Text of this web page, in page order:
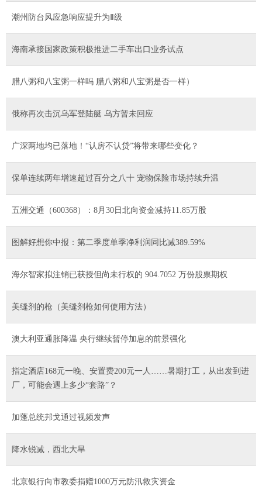
潮州防台风应急响应提升为Ⅱ级
海南承接国家政策积极推进二手车出口业务试点
腊八粥和八宝粥一样吗 腊八粥和八宝粥是否一样）
俄称再次击沉乌军登陆艇 乌方暂未回应
广深两地均已落地！“认房不认贷”将带来哪些变化？
保单连续两年增速超过百分之八十 宠物保险市场持续升温
五洲交通（600368）：8月30日北向资金减持11.85万股
图解好想你中报：第二季度单季净利润同比减389.59%
海尔智家拟注销已获授但尚未行权的 904.7052 万份股票期权
美缝剂的枪（美缝剂枪如何使用方法）
澳大利亚通胀降温 央行继续暂停加息的前景强化
指定酒店168元一晚、安置费200元一人……暑期打工，从出发到进
厂，可能会遇上多少“套路”？
加蓬总统邦戈通过视频发声
降水锐减，西北大旱
北京银行向市教委捐赠1000万元防汛救灾资金